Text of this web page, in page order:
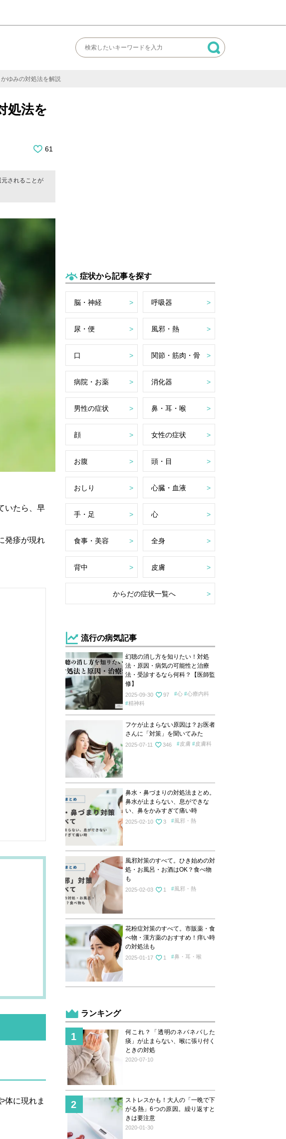
ゆみの対処法を解説
処法を
61
されることが
いたら、早
発疹が現れ
体に現れま
症状から記事を探す
脳・神経 呼吸器
尿・便 風邪・熱
口 関節・筋肉・骨
病院・お薬 消化器
男性の症状 鼻・耳・喉
顔 女性の症状
お腹 頭・目
おしり 心臓・血液
手・足 心
食事・美容 全身
背中 皮膚
からだの症状一覧へ
流行の病気記事
幻聴の消し方を知りたい！対処
法・原因・病気の可能性と治療
法・受診するなら何科？【医師監
修】
2025-09-30 97 心
心療内科
精神科
フケが止まらない原因は？お医者
さんに「対策」を聞いてみた
2025-07-11 346 皮膚 皮膚科
鼻水・鼻づまりの対処法まとめ。
鼻水が止まらない、息ができな
い、鼻をかみすぎて痛い時
2025-02-10 3 風邪・熱
風邪対策のすべて。ひき始めの対
処・お風呂・お酒はOK？食べ物
も
2025-02-03 1 風邪・熱
花粉症対策のすべて。市販薬・食
べ物・漢方薬のおすすめ！痒い時
の対処法も
2025-01-17 1 鼻・耳・喉
ランキング
何これ？「透明のネバネバした
痰」が止まらない、喉に張り付く
ときの対処
2020-07-10
ストレスかも！大人の「一晩で下
がる熱」6つの原因。繰り返すと
きは要注意
2020-01-30